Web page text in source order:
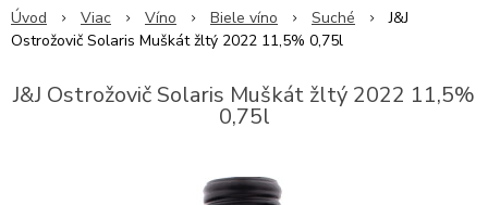
Úvod Viac Víno Biele víno Suché
J&J
Ostrožovič Solaris Muškát žltý 2022 11,5% 0,75l
J&J Ostrožovič Solaris Muškát žltý 2022 11,5%
0,75l